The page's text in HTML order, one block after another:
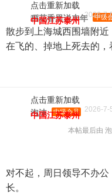
点击重新加载
稻花香里说丰年 中级
2026-7-
中国江苏泰州
散步到上海城西围墙附近
在飞的、掉地上死去的，
点击重新加载
泡沫 中级会员 2026-7-
中国江苏泰州
本帖最后由
对不起，周日领导不办
长。